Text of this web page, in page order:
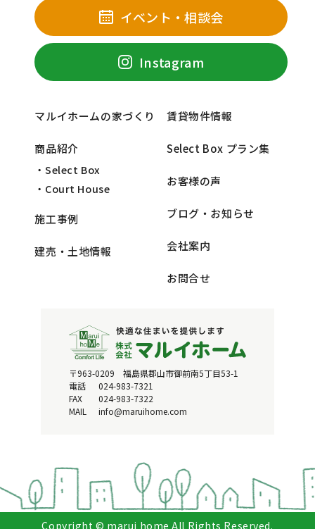
〒963-0209 福島県郡山市御前南5丁目53-1
電話
024-983-7321
FAX
024-983-7322
MAIL
info@maruihome.com
イベント・相談会
Instagram
マルイホームの家づくり
商品紹介
・Select Box
・Court House
施工事例
建売・土地情報
賃貸物件情報
Select Box プラン集
お客様の声
ブログ・お知らせ
会社案内
お問合せ
Copyright © marui home All Rights Reserved.